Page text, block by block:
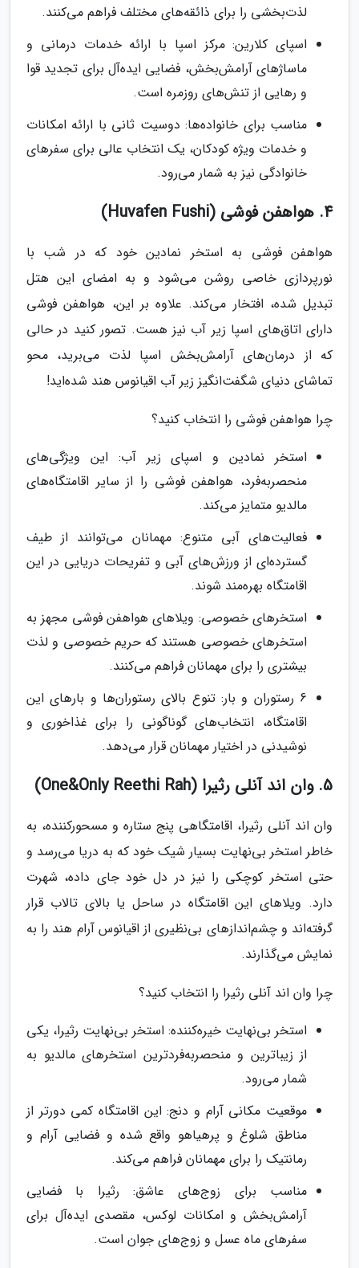
لذت‌بخشی را برای ذائقه‌های مختلف فراهم می‌کنند.
اسپای کلارین: مرکز اسپا با ارائه خدمات درمانی و
ماساژهای آرامش‌بخش، فضایی ایده‌آل برای تجدید قوا
و رهایی از تنش‌های روزمره است.
مناسب برای خانواده‌ها: دوسیت ثانی با ارائه امکانات
و خدمات ویژه کودکان، یک انتخاب عالی برای سفرهای
خانوادگی نیز به شمار می‌رود.
4. هواهفن فوشی (Huvafen Fushi)
هواهفن فوشی به استخر نمادین خود که در شب با
نورپردازی خاصی روشن می‌شود و به امضای این هتل
تبدیل شده، افتخار می‌کند. علاوه بر این، هواهفن فوشی
دارای اتاق‌های اسپا زیر آب نیز هست. تصور کنید در حالی
که از درمان‌های آرامش‌بخش اسپا لذت می‌برید، محو
تماشای دنیای شگفت‌انگیز زیر آب اقیانوس هند شده‌اید!
چرا هواهفن فوشی را انتخاب کنید؟
استخر نمادین و اسپای زیر آب: این ویژگی‌های
منحصربه‌فرد، هواهفن فوشی را از سایر اقامتگاه‌های
مالدیو متمایز می‌کند.
فعالیت‌های آبی متنوع: مهمانان می‌توانند از طیف
گسترده‌ای از ورزش‌های آبی و تفریحات دریایی در این
اقامتگاه بهره‌مند شوند.
استخرهای خصوصی: ویلاهای هواهفن فوشی مجهز به
استخرهای خصوصی هستند که حریم خصوصی و لذت
بیشتری را برای مهمانان فراهم می‌کنند.
6 رستوران و بار: تنوع بالای رستوران‌ها و بارهای این
اقامتگاه، انتخاب‌های گوناگونی را برای غذاخوری و
نوشیدنی در اختیار مهمانان قرار می‌دهد.
5. وان اند آنلی رثیرا (One&Only Reethi Rah)
وان اند آنلی رثیرا، اقامتگاهی پنج ستاره و مسحورکننده، به
خاطر استخر بی‌نهایت بسیار شیک خود که به دریا می‌رسد و
حتی استخر کوچکی را نیز در دل خود جای داده، شهرت
دارد. ویلاهای این اقامتگاه در ساحل یا بالای تالاب قرار
گرفته‌اند و چشم‌اندازهای بی‌نظیری از اقیانوس آرام هند را به
نمایش می‌گذارند.
چرا وان اند آنلی رثیرا را انتخاب کنید؟
استخر بی‌نهایت خیره‌کننده: استخر بی‌نهایت رثیرا، یکی
از زیباترین و منحصربه‌فردترین استخرهای مالدیو به
شمار می‌رود.
موقعیت مکانی آرام و دنج: این اقامتگاه کمی دورتر از
مناطق شلوغ و پرهیاهو واقع شده و فضایی آرام و
رمانتیک را برای مهمانان فراهم می‌کند.
مناسب برای زوج‌های عاشق: رثیرا با فضایی
آرامش‌بخش و امکانات لوکس، مقصدی ایده‌آل برای
سفرهای ماه عسل و زوج‌های جوان است.